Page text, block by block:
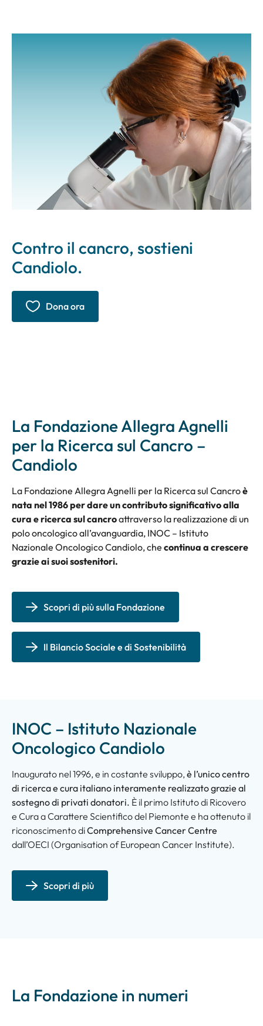
Contro il cancro, sostieni
Candiolo.
Dona ora
La Fondazione Allegra Agnelli
per la Ricerca sul Cancro –
Candiolo
La Fondazione Allegra Agnelli per la Ricerca sul Cancroè
nata nel 1986 per dare un contributo significativo alla
cura e ricerca sul cancroattraverso la realizzazione di un
polo oncologico all’avanguardia, INOC – Istituto
Nazionale Oncologico Candiolo, che continua a crescere
grazie ai suoi sostenitori.
Scopri di più sulla Fondazione
Il Bilancio Sociale e di Sostenibilità
INOC – Istituto Nazionale
Oncologico Candiolo
Inaugurato nel 1996, e in costante sviluppo,è l’unico centro
di ricerca e cura italiano interamente realizzato grazie al
sostegno di privati donatori. È il primo Istituto di Ricovero
e Cura a Carattere Scientifico del Piemonte e ha ottenuto il
riconoscimento diComprehensive Cancer Centre
dall’OECI (Organisation of European Cancer Institute).
Scopri di più
La Fondazione in numeri